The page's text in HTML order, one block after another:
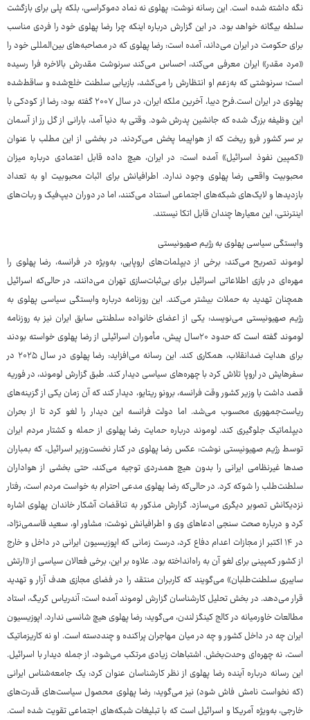
نگه داشته شده است. این رسانه نوشت: پهلوی نه نماد دموکراسی، بلکه پلی برای بازگشت
سلطه بیگانه خواهد بود. در این گزارش درباره اینکه چرا رضا پهلوی خود را فردی مناسب
برای حکومت در ایران می‌داند، آمده است: رضا پهلوی که در مصاحبه‌های بین‌المللی خود را
«مرد مقدر» ایران معرفی می‌کند، احساس می‌کند سرنوشت مقدرش بالاخره فرا رسیده
است؛ سرنوشتی که به‌زعم او انتظارش را می‌کشد، بازیابی سلطنت خلع‌شده و ساقط‌شده
پهلوی در ایران است‌.فرح دیبا، آخرین ملکه ایران، در سال ۲۰۰۷ گفته بود: رضا از کودکی با
این وظیفه بزرگ شده که جانشین پدرش شود. وقتی به دنیا آمد، بارانی از گل رز از آسمان
بر سر کشور فرو ریخت که از هواپیما پخش می‌کردند. در بخشی از این مطلب با عنوان
«کمپین نفوذ اسرائیل» آمده است: در ایران، هیچ داده قابل اعتمادی درباره میزان
محبوبیت واقعی رضا پهلوی وجود ندارد. اطرافیانش برای اثبات محبوبیت او به تعداد
بازدیدها و لایک‌های شبکه‌های اجتماعی استناد می‌کنند، اما در دوران دیپ‌فیک و ربات‌های
اینترنتی، این معیارها چندان قابل اتکا نیستند.
وابستگی سیاسی پهلوی به رژیم صهیونیستی
لوموند تصریح می‌کند: برخی از دیپلمات‌های اروپایی، به‌ویژه در فرانسه، رضا پهلوی را
مهره‌ای در بازی اطلاعاتی اسرائیل برای بی‌ثبات‌سازی تهران می‌دانند، در حالی‌که اسرائیل
همچنان تهدید به حملات بیشتر می‌کند. این روزنامه درباره وابستگی سیاسی پهلوی به
رژیم صهیونیستی می‌نویسد: یکی از اعضای خانواده سلطنتی سابق ایران نیز به روزنامه
لوموند گفته است که حدود ۲۰سال پیش، مأموران اسرائیلی از رضا پهلوی خواسته بودند
برای هدایت ضدانقلاب، همکاری کند. این رسانه می‌افزاید: رضا پهلوی در سال ۲۰۲۵ در
سفرهایش در اروپا تلاش کرد با چهره‌های سیاسی دیدار کند. طبق گزارش لوموند، در فوریه
قصد داشت با وزیر کشور وقت فرانسه، برونو ریتایو، دیدار کند که آن زمان یکی از گزینه‌های
ریاست‌جمهوری محسوب می‌شد. اما دولت فرانسه این دیدار را لغو کرد تا از بحران
دیپلماتیک جلوگیری کند. لوموند درباره حمایت رضا پهلوی از حمله و کشتار مردم ایران
توسط رژیم صهیونیستی نوشت: عکس رضا پهلوی در کنار نخست‌وزیر اسرائیل، که بمباران
صدها غیرنظامی ایرانی را بدون هیچ همدردی توجیه می‌کند، حتی بخشی از هواداران
سلطنت‌طلب را شوکه کرد. در حالی‌که رضا پهلوی مدعی احترام به خواست مردم است، رفتار
نزدیکانش تصویر دیگری می‌سازد. گزارش مذکور به تناقضات آشکار خاندان پهلوی اشاره
کرد و درباره صحت سنجی ادعاهای وی و اطرافیانش نوشت: مشاور او، سعید قاسمی‌نژاد،
در ۱۴ اکتبر از مجازات اعدام دفاع کرد، درست زمانی که اپوزیسیون ایرانی در داخل و خارج
از کشور کمپینی برای لغو آن به راه‌انداخته بود. علاوه بر این، برخی فعالان سیاسی از «ارتش
سایبری سلطنت‌طلبان» می‌گویند که کاربران منتقد را در فضای مجازی هدف آزار و تهدید
قرار می‌دهد. در بخش تحلیل کارشناسان گزارش لوموند آمده است: آندریاس کریگ، استاد
مطالعات خاورمیانه در کالج کینگز لندن، می‌گوید: رضا پهلوی هیچ شانسی ندارد. اپوزیسیون
ایران چه در داخل کشور و چه در میان مهاجران پراکنده و چنددسته است. او نه کاریزماتیک
است، نه چهره‌ای وحدت‌بخش. اشتباهات زیادی مرتکب می‌شود، از جمله دیدار با اسرائیل.
این رسانه درباره آینده رضا پهلوی از نظر کارشناسان عنوان کرد: یک جامعه‌شناس ایرانی
(که نخواست نامش فاش شود) نیز می‌گوید: رضا پهلوی محصول سیاست‌های قدرت‌های
خارجی، به‌ویژه آمریکا و اسرائیل است که با تبلیغات شبکه‌های اجتماعی تقویت شده است.